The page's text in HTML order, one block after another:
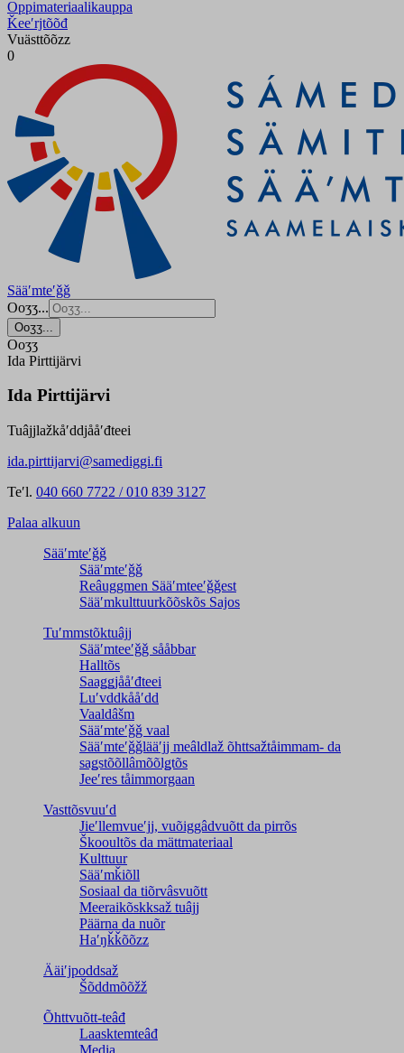
Oppimateriaalikauppa
Ǩeeʹrjtõõđ
Vuästtõõzz
0
Sääʹmteʹǧǧ
Ooʒʒ...
Ooʒʒ...
Ooʒʒ
Ida Pirttijärvi
Ida Pirttijärvi
Tuâjjlažkåʹddjååʹđteei
ida.pirttijarvi@samediggi.fi
Teʹl. 040 660 7722 / 010 839 3127
Palaa alkuun
Sääʹmteʹǧǧ
Sääʹmteʹǧǧ
Reâuggmen Sääʹmteeʹǧǧest
Sääʹmkulttuurkõõskõs Sajos
Tuʹmmstõktuâjj
Sääʹmteeʹǧǧ sååbbar
Halltõs
Saaǥǥjååʹđteei
Luʹvddkååʹdd
Vaaldâšm
Sääʹmteʹǧǧ vaal
Sääʹmteʹǧǧlääʹjj meâldlaž õhttsažtåimmam- da
saǥstõõllâmõõlǥtõs
Jeeʹres tåimmorgaan
Vasttõsvuuʹd
Jieʹllemvueʹjj, vuõiggâdvuõtt da pirrõs
Škooultõs da mättmateriaal
Kulttuur
Sääʹmǩiõll
Sosiaal da tiõrvâsvuõtt
Meeraikõskksaž tuâjj
Päärna da nuõr
Haʹŋǩǩõõzz
Ääiʹjpoddsaž
Šõddmõõžž
Õhttvuõtt-teâđ
Laasktemteâđ
Media